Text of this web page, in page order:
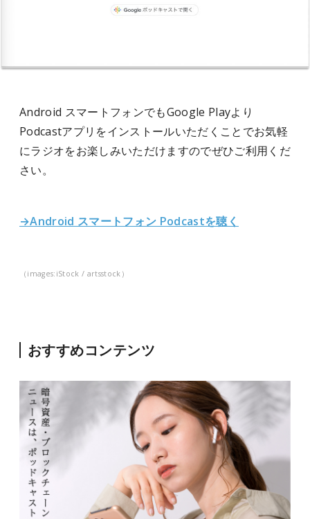
Android スマートフォンでもGoogle Playより
Podcastアプリをインストールいただくことでお気軽
にラジオをお楽しみいただけますのでぜひご利用くだ
さい。
→Android スマートフォン Podcastを聴く
（images:iStock / artsstock）
おすすめコンテンツ